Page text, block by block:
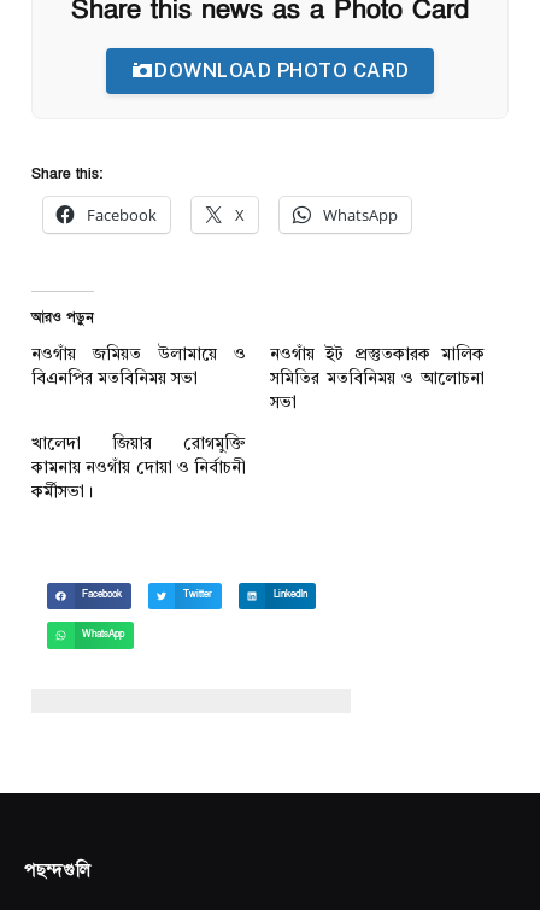
Share this news as a Photo Card
DOWNLOAD PHOTO CARD
Share this:
Facebook X WhatsApp
আরও পড়ুন
নওগাঁয় জমিয়ত উলামায়ে ও
বিএনপির মতবিনিময় সভা
নওগাঁয় ইট প্রস্তুতকারক মালিক
সমিতির মতবিনিময় ও আলোচনা
সভা
খালেদা জিয়ার রোগমুক্তি
কামনায় নওগাঁয় দোয়া ও নির্বাচনী
কর্মীসভা।
Facebook Twitter LinkedIn
WhatsApp
পছন্দগুলি